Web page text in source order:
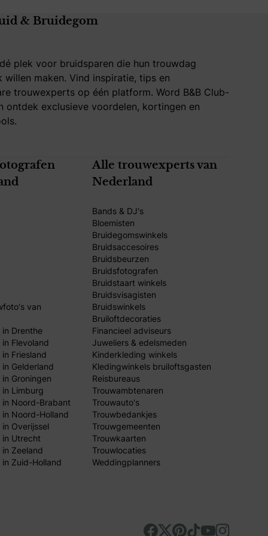
& Bruidegom
plek voor bruidsparen die hun trouwdag
willen maken. Vind inspiratie, tips en
trouwexperts op één platform. Word B&B Club-
ontdek exclusieve voordelen, kortingen en
van
Drenthe
Flevoland
Friesland
Gelderland
Groningen
Limburg
Noord-Brabant
Noord-Holland
Overijssel
Utrecht
Zeeland
Zuid-Holland
Alle trouwexperts van
Nederland
Bands & DJ's
Bloemisten
Bruidegomswinkels
Bruidsaccesoires
Bruidsbeurzen
Bruidsfotografen
Bruidstaart winkels
Bruidsvisagisten
Bruidswinkels
Bruiloftdecoraties
Financieel adviseurs
Juweliers & edelsmeden
Kinderkleding winkels
Kledingwinkels bruiloftsgasten
Reisbureaus
Trouwambtenaren
Trouwauto's
Trouwbedankjes
Trouwgemeenten
Trouwkaarten
Trouwlocaties
Weddingplanners